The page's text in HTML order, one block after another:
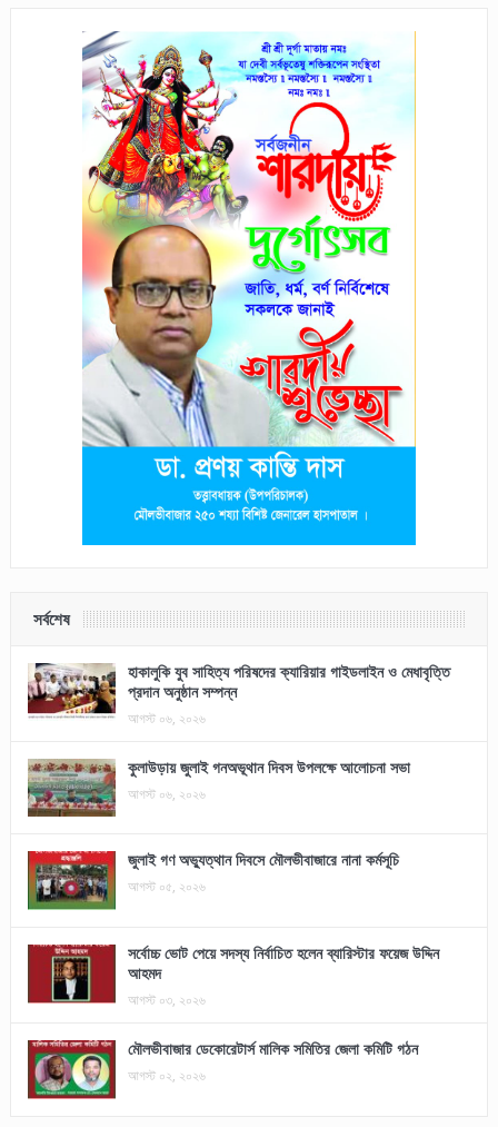
সর্বশেষ
হাকালুকি যুব সাহিত্য পরিষদের ক্যারিয়ার গাইডলাইন ও মেধাবৃত্তি
প্রদান অনুষ্ঠান সম্পন্ন
আগস্ট ০৬, ২০২৬
কুলাউড়ায় জুলাই গনঅভূথান দিবস উপলক্ষে আলোচনা সভা
আগস্ট ০৬, ২০২৬
জুলাই গণ অভ্যুত্থান দিবসে মৌলভীবাজারে নানা কর্মসূচি
আগস্ট ০৫, ২০২৬
সর্বোচ্চ ভোট পেয়ে সদস্য নির্বাচিত হলেন ব্যারিস্টার ফয়েজ উদ্দিন
আহমদ
আগস্ট ০৩, ২০২৬
মৌলভীবাজার ডেকোরেটার্স মালিক সমিতির জেলা কমিটি গঠন
আগস্ট ০২, ২০২৬